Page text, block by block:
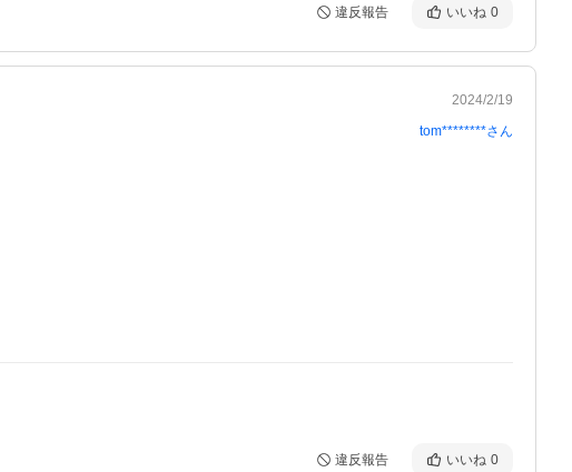
違反報告 いいね 0
2024/2/19
tom********さん
違反報告 いいね 0